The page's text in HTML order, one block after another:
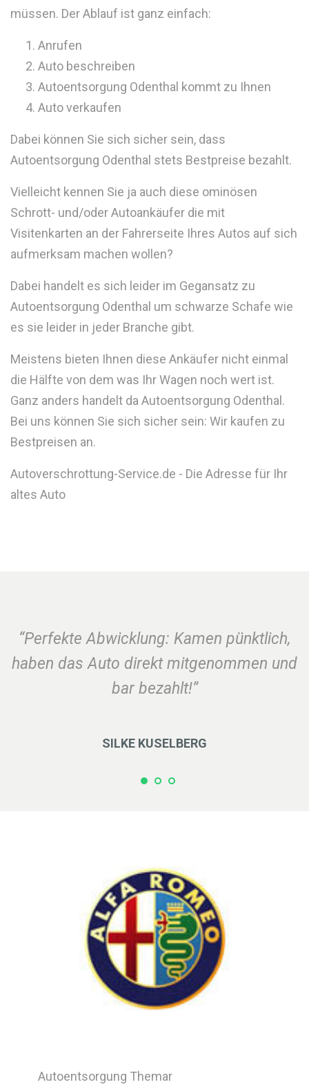
müssen. Der Ablauf ist ganz einfach:
Anrufen
Auto beschreiben
Autoentsorgung Odenthal kommt zu Ihnen
Auto verkaufen
Dabei können Sie sich sicher sein, dass
Autoentsorgung Odenthal stets Bestpreise bezahlt.
Vielleicht kennen Sie ja auch diese ominösen
Schrott- und/oder Autoankäufer die mit
Visitenkarten an der Fahrerseite Ihres Autos auf sich
aufmerksam machen wollen?
Dabei handelt es sich leider im Gegansatz zu
Autoentsorgung Odenthal um schwarze Schafe wie
es sie leider in jeder Branche gibt.
Meistens bieten Ihnen diese Ankäufer nicht einmal
die Hälfte von dem was Ihr Wagen noch wert ist.
Ganz anders handelt da Autoentsorgung Odenthal.
Bei uns können Sie sich sicher sein: Wir kaufen zu
Bestpreisen an.
Autoverschrottung-Service.de - Die Adresse für Ihr
altes Auto
“Perfekte Abwicklung: Kamen pünktlich,
haben das Auto direkt mitgenommen und
bar bezahlt!”
SILKE KUSELBERG
Autoentsorgung Themar